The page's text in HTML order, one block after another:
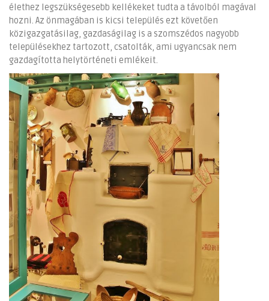
élethez legszükségesebb kellékeket tudta a távolból magával
hozni. Az önmagában is kicsi település ezt követően
közigazgatásilag, gazdaságilag is a szomszédos nagyobb
településekhez tartozott, csatolták, ami ugyancsak nem
gazdagította helytörténeti emlékeit.